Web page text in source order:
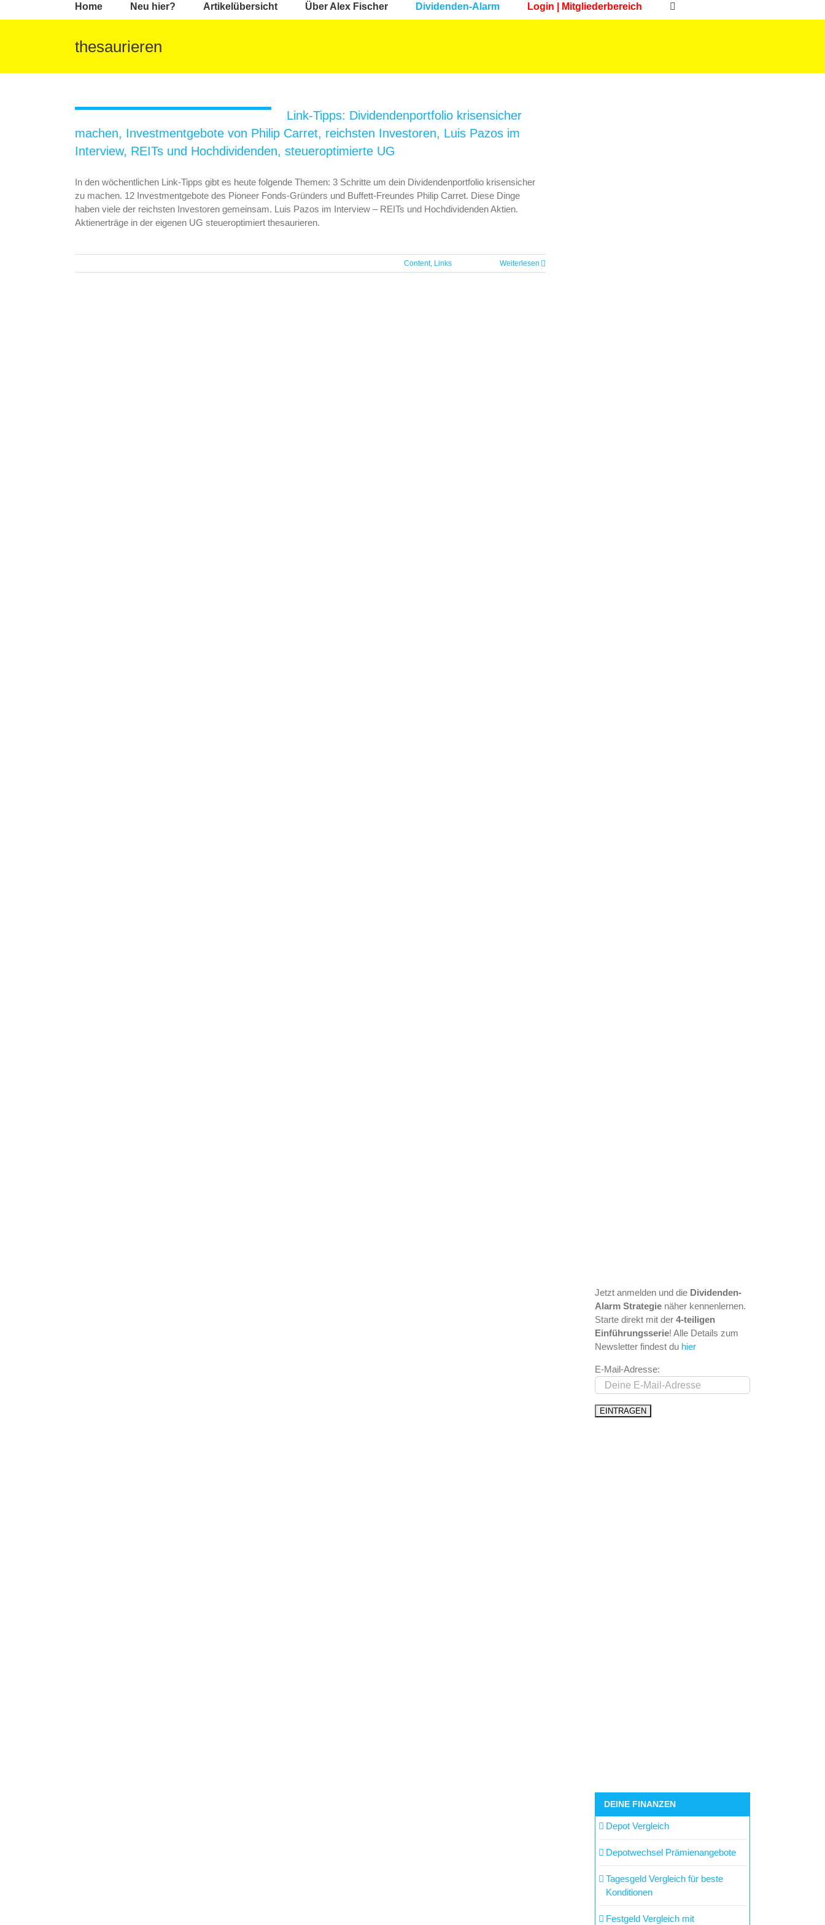
Home Neu hier? Artikelübersicht Über Alex Fischer Dividenden-Alarm Login | Mitgliederbereich
thesaurieren
krisensicher machen, Investmentgebote
Luis Pazos im Interview, REITs und
Hochdividenden, steueroptimierte UG
Link-Tipps: Dividendenportfolio krisensicher
machen, Investmentgebote von Philip Carret, reichsten Investoren, Luis Pazos im
Interview, REITs und Hochdividenden, steueroptimierte UG
In den wöchentlichen Link-Tipps gibt es heute folgende Themen: 3 Schritte um dein Dividendenportfolio krisensicher
zu machen. 12 Investmentgebote des Pioneer Fonds-Gründers und Buffett-Freundes Philip Carret. Diese Dinge
haben viele der reichsten Investoren gemeinsam. Luis Pazos im Interview – REITs und Hochdividenden Aktien.
Aktienerträge in der eigenen UG steueroptimiert thesaurieren.
Content, Links Weiterlesen
Jetzt anmelden und die Dividenden-
Alarm Strategie näher kennenlernen.
Starte direkt mit der 4-teiligen
Einführungsserie! Alle Details zum
Newsletter findest du hier
E-Mail-Adresse:
DEINE FINANZEN
Depot Vergleich
Depotwechsel Prämienangebote
Tagesgeld Vergleich für beste
Konditionen
Festgeld Vergleich mit